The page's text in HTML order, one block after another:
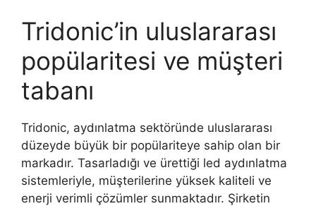
Tridonic’in uluslararası
popülaritesi ve müşteri
tabanı
Tridonic, aydınlatma sektöründe uluslararası
düzeyde büyük bir popülariteye sahip olan bir
markadır. Tasarladığı ve ürettiği led aydınlatma
sistemleriyle, müşterilerine yüksek kaliteli ve
enerji verimli çözümler sunmaktadır. Şirketin